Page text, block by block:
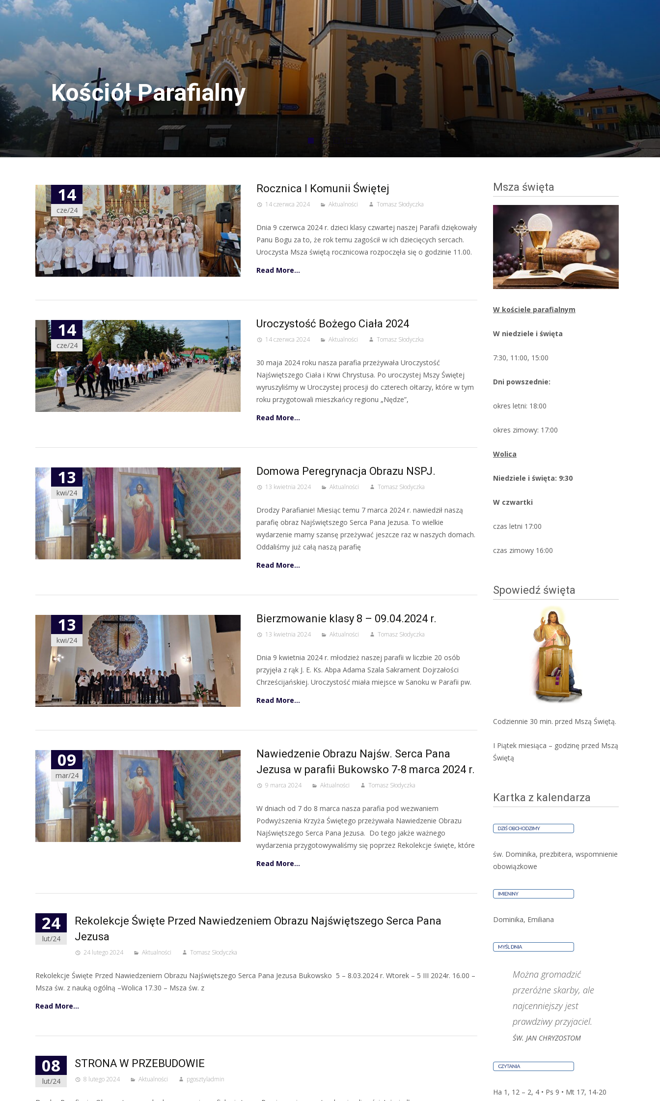
Kościół Parafialny
14
cze/24
Rocznica I Komunii Świętej
14 czerwca 2024 Aktualności Tomasz Słodyczka
Dnia 9 czerwca 2024 r. dzieci klasy czwartej naszej Parafii dziękowały
Panu Bogu za to, że rok temu zagościł w ich dziecięcych sercach.
Uroczysta Msza świętą rocznicowa rozpoczęła się o godzinie 11.00.
Read More…
14
cze/24
Uroczystość Bożego Ciała 2024
14 czerwca 2024 Aktualności Tomasz Słodyczka
30 maja 2024 roku nasza parafia przeżywała Uroczystość
Najświętszego Ciała i Krwi Chrystusa. Po uroczystej Mszy Świętej
wyruszyliśmy w Uroczystej procesji do czterech ołtarzy, które w tym
roku przygotowali mieszkańcy regionu „Nędze”,
Read More…
13
kwi/24
Domowa Peregrynacja Obrazu NSPJ.
13 kwietnia 2024 Aktualności Tomasz Słodyczka
Drodzy Parafianie! Miesiąc temu 7 marca 2024 r. nawiedził naszą
parafię obraz Najświętszego Serca Pana Jezusa. To wielkie
wydarzenie mamy szansę przeżywać jeszcze raz w naszych domach.
Oddaliśmy już całą naszą parafię
Read More…
13
kwi/24
Bierzmowanie klasy 8 – 09.04.2024 r.
13 kwietnia 2024 Aktualności Tomasz Słodyczka
Dnia 9 kwietnia 2024 r. młodzież naszej parafii w liczbie 20 osób
przyjęła z rąk J. E. Ks. Abpa Adama Szala Sakrament Dojrzałości
Chrześcijańskiej. Uroczystość miała miejsce w Sanoku w Parafii pw.
Read More…
09
mar/24
Nawiedzenie Obrazu Najśw. Serca Pana
Jezusa w parafii Bukowsko 7-8 marca 2024 r.
9 marca 2024 Aktualności Tomasz Słodyczka
W dniach od 7 do 8 marca nasza parafia pod wezwaniem
Podwyższenia Krzyża Świętego przeżywała Nawiedzenie Obrazu
Najświętszego Serca Pana Jezusa. Do tego jakże ważnego
wydarzenia przygotowywaliśmy się poprzez Rekolekcje święte, które
Read More…
24
lut/24
Rekolekcje Święte Przed Nawiedzeniem Obrazu Najświętszego Serca Pana
Jezusa
24 lutego 2024 Aktualności Tomasz Słodyczka
Rekolekcje Święte Przed Nawiedzeniem Obrazu Najświętszego Serca Pana Jezusa Bukowsko 5 – 8.03.2024 r. Wtorek – 5 III 2024r. 16.00 –
Msza św. z nauką ogólną –Wolica 17.30 – Msza św. z
Read More…
08
lut/24
STRONA W PRZEBUDOWIE
8 lutego 2024 Aktualności pgosztyladmin
Msza święta
W kościele parafialnym
W niedziele i święta
7:30, 11:00, 15:00
Dni powszednie:
okres letni: 18:00
okres zimowy: 17:00
Wolica
Niedziele i święta: 9:30
W czwartki
czas letni 17:00
czas zimowy 16:00
Spowiedź święta
Codziennie 30 min. przed Mszą Świętą.
I Piątek miesiąca – godzinę przed Mszą
Świętą
Kartka z kalendarza
św. Dominika, prezbitera, wspomnienie
obowiązkowe
Dominika, Emiliana
Można gromadzić
przeróżne skarby, ale
najcenniejszy jest
prawdziwy przyjaciel.
ŚW. JAN CHRYZOSTOM
Ha 1, 12 – 2, 4 • Ps 9 • Mt 17, 14-20